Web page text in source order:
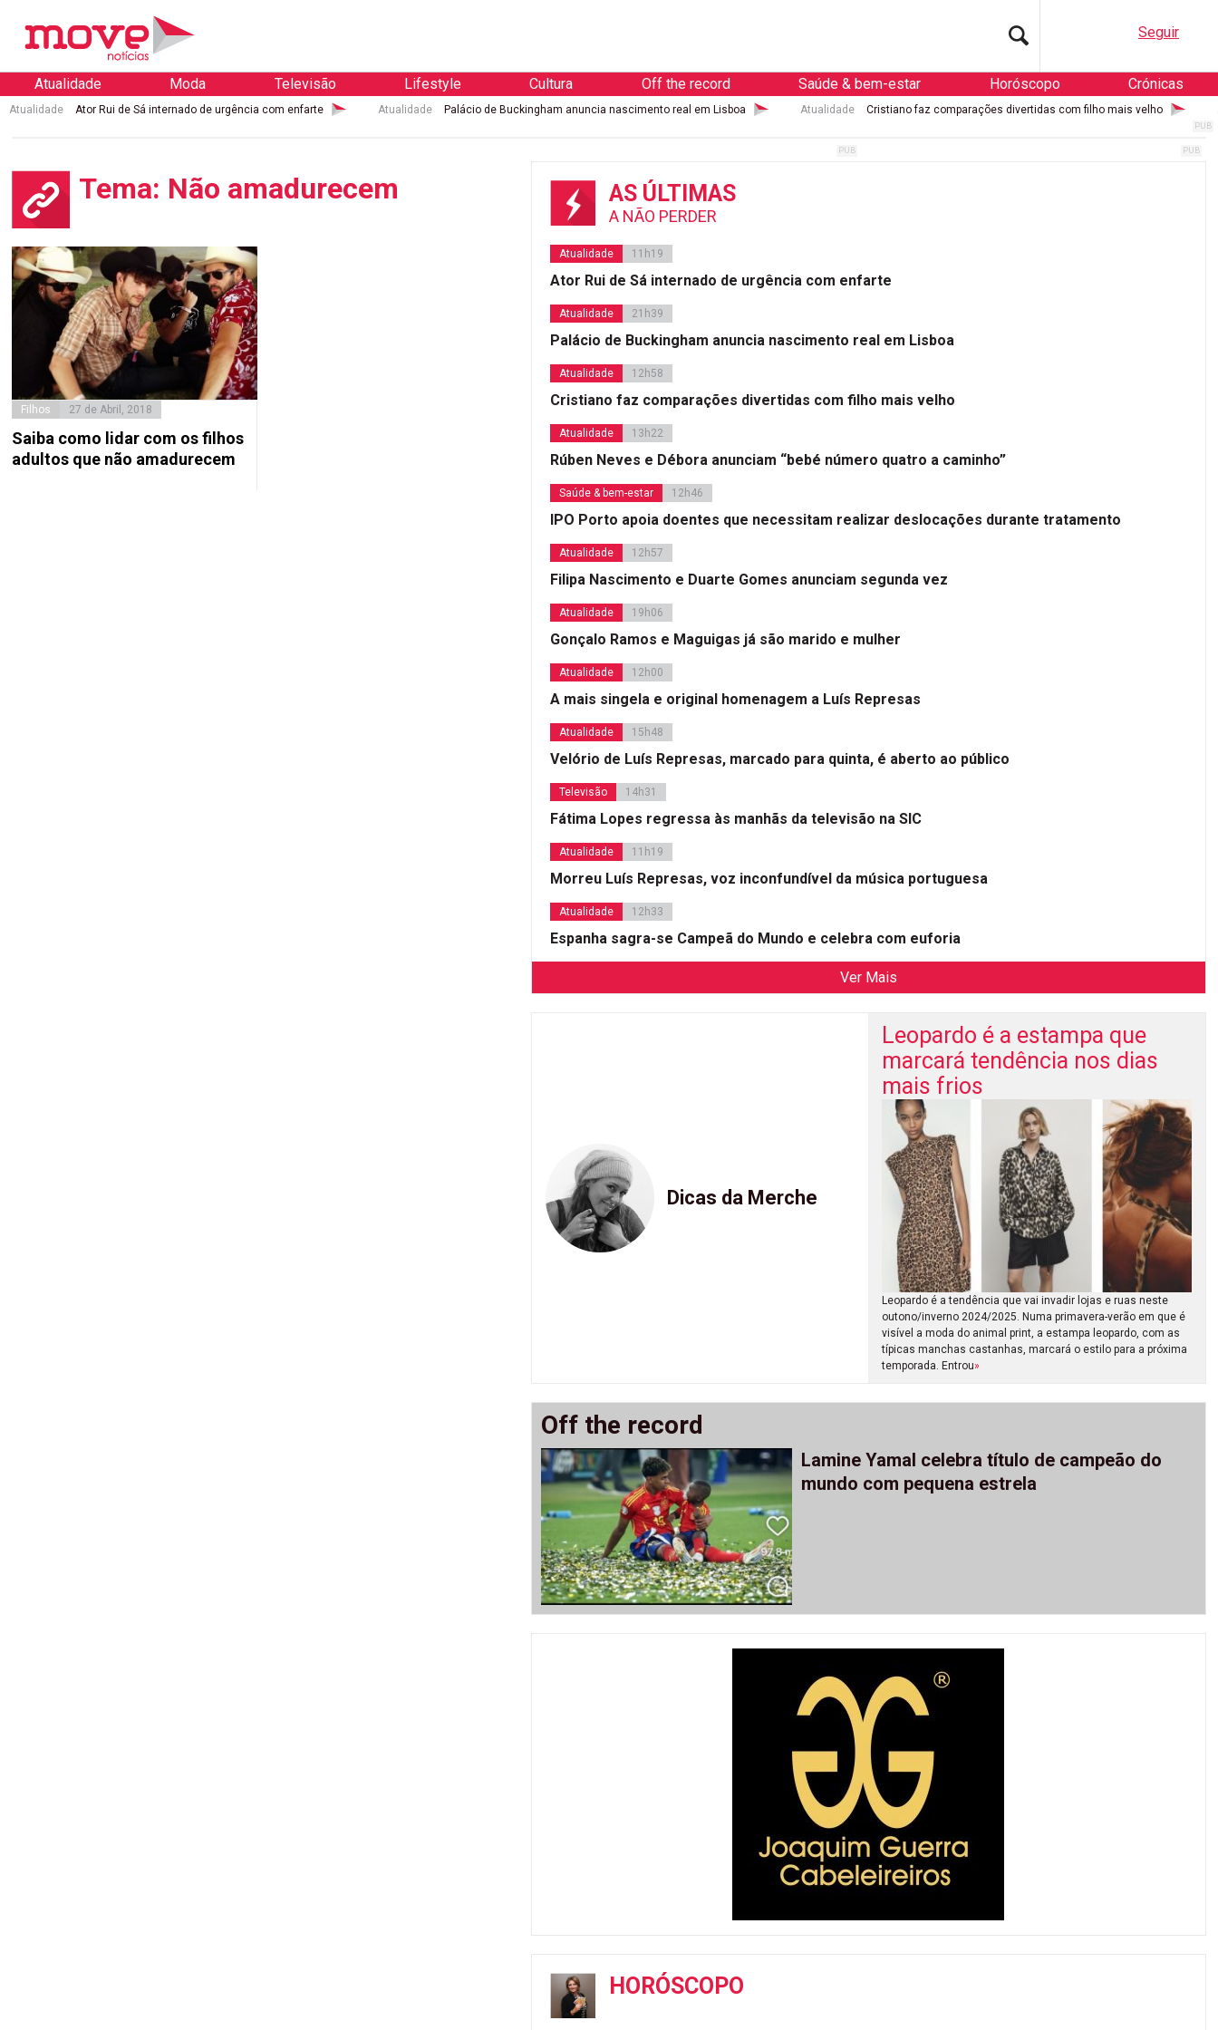
Seguir
Atualidade Moda Televisão Lifestyle Cultura Off the record Saúde & bem-estar Horóscopo Crónicas
Atualidade Ator Rui de Sá internado de urgência com enfarte Atualidade Palácio de Buckingham anuncia nascimento real em Lisboa Atualidade Cristiano faz comparações divertidas com filho mais velho
Tema: Não amadurecem
Filhos 27 de Abril, 2018
Saiba como lidar com os filhos
adultos que não amadurecem
AS ÚLTIMAS
A NÃO PERDER
Atualidade 11h19
Ator Rui de Sá internado de urgência com enfarte
Atualidade 21h39
Palácio de Buckingham anuncia nascimento real em Lisboa
Atualidade 12h58
Cristiano faz comparações divertidas com filho mais velho
Atualidade 13h22
Rúben Neves e Débora anunciam “bebé número quatro a caminho”
Saúde & bem-estar 12h46
IPO Porto apoia doentes que necessitam realizar deslocações durante tratamento
Atualidade 12h57
Filipa Nascimento e Duarte Gomes anunciam segunda vez
Atualidade 19h06
Gonçalo Ramos e Maguigas já são marido e mulher
Atualidade 12h00
A mais singela e original homenagem a Luís Represas
Atualidade 15h48
Velório de Luís Represas, marcado para quinta, é aberto ao público
Televisão 14h31
Fátima Lopes regressa às manhãs da televisão na SIC
Atualidade 11h19
Morreu Luís Represas, voz inconfundível da música portuguesa
Atualidade 12h33
Espanha sagra-se Campeã do Mundo e celebra com euforia
Ver Mais
Dicas da Merche
Leopardo é a estampa que
marcará tendência nos dias
mais frios
Leopardo é a tendência que vai invadir lojas e ruas neste
outono/inverno 2024/2025. Numa primavera-verão em que é
visível a moda do animal print, a estampa leopardo, com as
típicas manchas castanhas, marcará o estilo para a próxima
temporada. Entrou»
Off the record
Lamine Yamal celebra título de campeão do
mundo com pequena estrela
HORÓSCOPO